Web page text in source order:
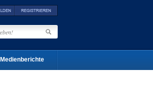
Medienberichte